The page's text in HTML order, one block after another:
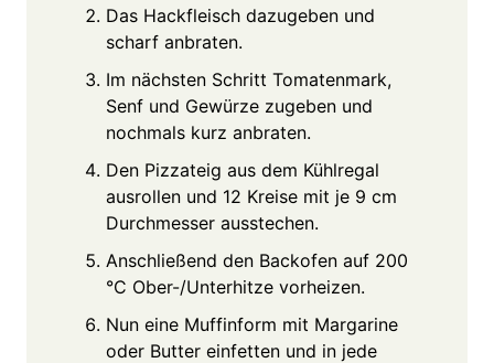
Das Hackfleisch dazugeben und
scharf anbraten.
Im nächsten Schritt Tomatenmark,
Senf und Gewürze zugeben und
nochmals kurz anbraten.
Den Pizzateig aus dem Kühlregal
ausrollen und 12 Kreise mit je 9 cm
Durchmesser ausstechen.
Anschließend den Backofen auf 200
°C Ober-/Unterhitze vorheizen.
Nun eine Muffinform mit Margarine
oder Butter einfetten und in jede